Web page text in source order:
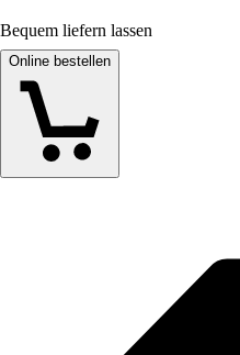
Bequem liefern lassen
Online bestellen